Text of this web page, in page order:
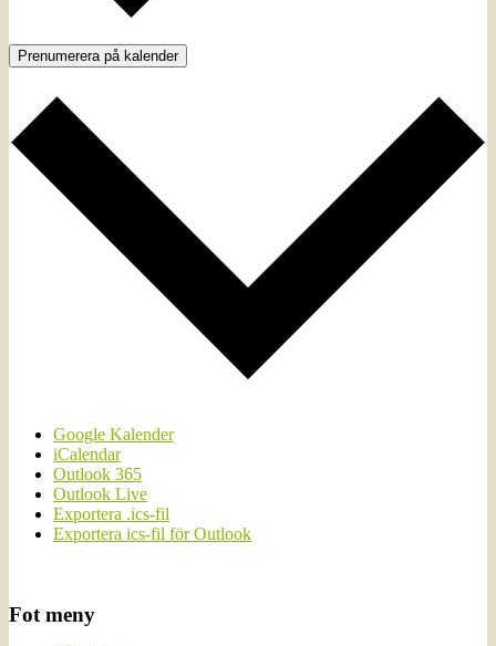
Prenumerera på kalender
Google Kalender
iCalendar
Outlook 365
Outlook Live
Exportera .ics-fil
Exportera ics-fil för Outlook
Fot meny